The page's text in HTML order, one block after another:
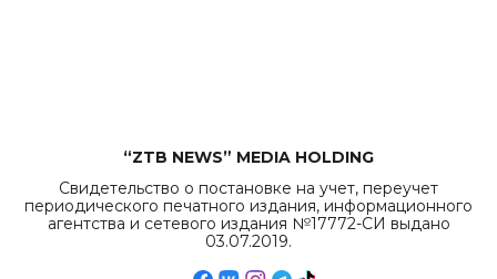
“ZTB NEWS” MEDIA HOLDING
Свидетельство о постановке на учет, переучет
периодического печатного издания, информационного
агентства и сетевого издания №17772-СИ выдано
03.07.2019.